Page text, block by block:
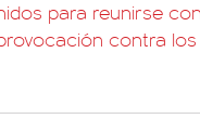
para reunirse
contra